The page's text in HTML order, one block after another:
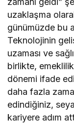
uzaklaşma
günümüzde bu
Teknolojinin
uzaması ve
birlikte,
dönemi ifade
daha fazla
edindiğiniz,
kariyere adım